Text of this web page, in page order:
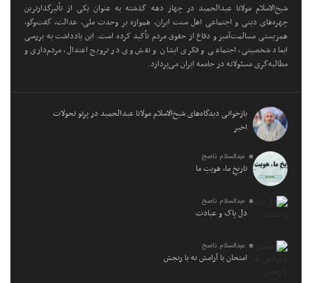
شیخ‌الاسلام مولانا عبدالحمید در چهار دهه گذشته به عنوان یکی از تأثیرگذارترین
چهره‌های دینی و اجتماعی اهل سنت ایران، همواره بر وحدت ملی، عدالت، گفت‌وگو،
همزیستی مسالمت‌آمیز و دفاع از حقوق مردم تأکید کرده است. این یادداشت به بررسی
ابعاد شخصیتی، اجتماعی و فکری ایشان و نقش وی در ترویج اعتدال، مردم‌داری و
مطالبه‌گری مسئولانه در جامعه ایران می‌پردازد.
بازخوانی دیدگاه‌های شیخ‌الاسلام مولانا عبدالحمید در پرتو تحولات
اخیر
عبدالسلام ناصح
تاریخِ ما، هویتِ ما
عبدالسلام ناصح
دل پاک و عبادت
عبدالسلام ناصح
امتحان با آرامش نه با رنجش